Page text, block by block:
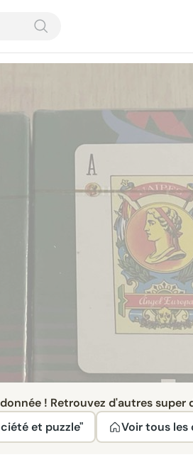
! Retrouvez d'autres super
et puzzle"
Voir tous les